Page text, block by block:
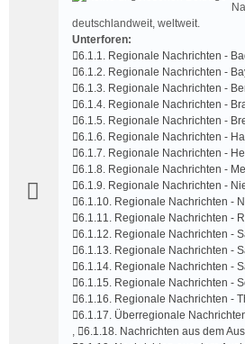
deutschlandweit, weltweit.
Unterforen:
6.1.1. Regionale Nachrichten -
6.1.2. Regionale Nachrichten -
6.1.3. Regionale Nachrichten -
6.1.4. Regionale Nachrichten -
6.1.5. Regionale Nachrichten -
6.1.6. Regionale Nachrichten -
6.1.7. Regionale Nachrichten -
6.1.8. Regionale Nachrichten -
6.1.9. Regionale Nachrichten -
6.1.10. Regionale Nachrichten -
6.1.11. Regionale Nachrichten -
6.1.12. Regionale Nachrichten -
6.1.13. Regionale Nachrichten -
6.1.14. Regionale Nachrichten -
6.1.15. Regionale Nachrichten -
6.1.16. Regionale Nachrichten -
6.1.17. Überregionale
,
6.1.18. Nachrichten aus dem